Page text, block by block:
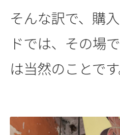
そんな訳で、購
ドでは、その場
は当然のことです